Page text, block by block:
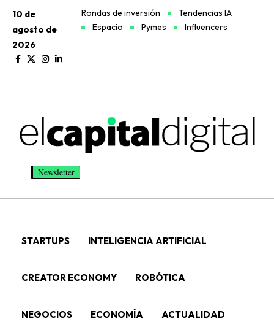
10 de
agosto de
2026
Rondas de inversión
Tendencias IA
Espacio
Pymes Influencers
Newsletter
STARTUPS INTELIGENCIA ARTIFICIAL
CREATOR ECONOMY ROBÓTICA
NEGOCIOS ECONOMÍA ACTUALIDAD